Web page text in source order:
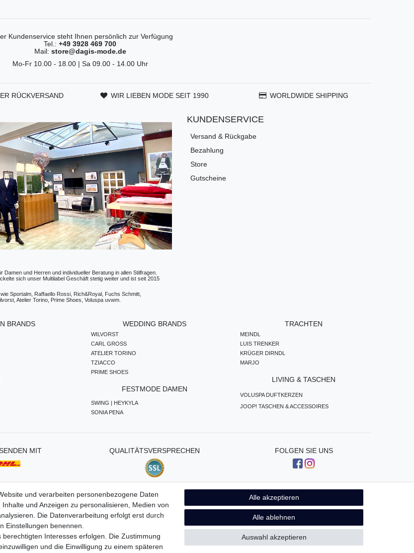
Kundenservice steht Ihnen persönlich zur Verfügung
Tel.: +49 3928 469 700
Mail: store@dagis-mode.de
Mo-Fr 10.00 - 18.00 | Sa 09.00 - 14.00 Uhr
RÜCKVERSAND WIR LIEBEN MODE SEIT 1990 WORLDWIDE SHIPPING
und Herren und individueller Beratung in allen Stilfragen.
sich unser Multilabel Geschäft stetig weiter und ist seit 2015
Sportalm, Raffaello Rossi, Rich&Royal, Fuchs Schmitt,
Atelier Torino, Prime Shoes, Voluspa uvwm.
KUNDENSERVICE
Versand & Rückgabe
Bezahlung
Store
Gutscheine
BRANDS WEDDING BRANDS
WILVORST
CARL GROSS
ATELIER TORINO
TZIACCO
PRIME SHOES
FESTMODE DAMEN
SWING | HEYKYLA
SONIA PENA
TRACHTEN
MEINDL
LUIS TRENKER
KRÜGER DIRNDL
MARJO
LIVING & TASCHEN
VOLUSPA DUFTKERZEN
JOOP! TASCHEN & ACCESSOIRES
MIT QUALITÄTSVERSPRECHEN FOLGEN SIE UNS
AGB Widerrufs­recht Vertrag widerrufen
und verarbeiten personenbezogene Daten
und Anzeigen zu personalisieren, Medien von
Die Datenverarbeitung erfolgt erst durch
Einstellungen benennen.
Interesses erfolgen. Die Zustimmung
und die Einwilligung zu einem späteren
Alle akzeptieren
Alle ablehnen
Auswahl akzeptieren